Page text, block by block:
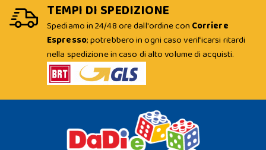
TEMPI DI SPEDIZIONE
Spediamo in 24/48 ore dall'ordine con Corriere
Espresso; potrebbero in ogni caso verificarsi ritardi
nella spedizione in caso di alto volume di acquisti.